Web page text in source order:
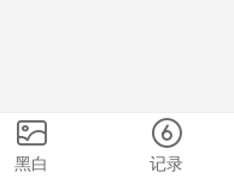
黑白 记录